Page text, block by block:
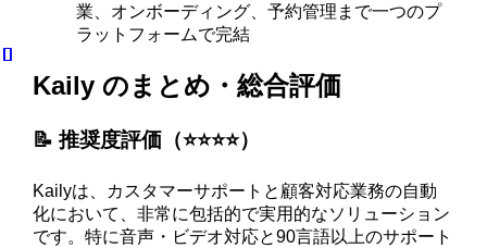
業、オンボーディング、予約管理まで一つのプ
ラットフォームで完結
Kaily のまとめ・総合評価
📝 推奨度評価（⭐️⭐️⭐️⭐️）
Kailyは、カスタマーサポートと顧客対応業務の自動
化において、非常に包括的で実用的なソリューション
です。特に音声・ビデオ対応と90言語以上のサポート